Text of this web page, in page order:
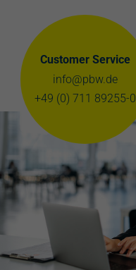
Customer Service
info@pbw.de
+49 (0) 711 89255-0